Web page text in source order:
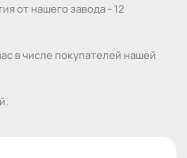
от нашего завода - 12
в числе покупателей нашей